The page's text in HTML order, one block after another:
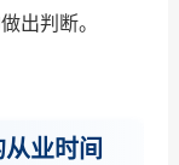
出判断。
业时间